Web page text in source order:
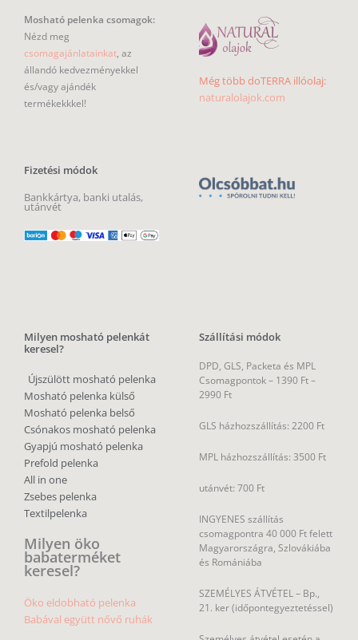
Mosható pelenka csomagok:
Nézd meg
csomagajánlatainkat, az
állandó kedvezményekkel
és/vagy ajándék
termékekkkel!
Fizetési módok
Bankkártya, banki utalás,
utánvét
Még több doTERRA illóolaj:
naturalolajok.com
Milyen mosható pelenkát
keresel?
Újszülött mosható pelenka
Mosható pelenka külső
Mosható pelenka belső
Csónakos mosható pelenka
Gyapjú mosható pelenka
Prefold pelenka
All in one
Zsebes pelenka
Textilpelenka
Milyen öko
babaterméket
keresel?
Öko eldobható pelenka
Babával együtt nővő ruhák
Szállítási módok
DPD, GLS, Packeta és MPL
Csomagpontok – 1390 Ft –
2990 Ft
GLS házhozszállítás: 2200 Ft
MPL házhozszállítás: 3500 Ft
utánvét: 700 Ft
INGYENES szállítás
csomagpontra 40 000 Ft felett
Magyarországra, Szlovákiába
és Romániába
SZEMÉLYES ÁTVÉTEL – Bp.,
21. ker (időpontegyeztetéssel)